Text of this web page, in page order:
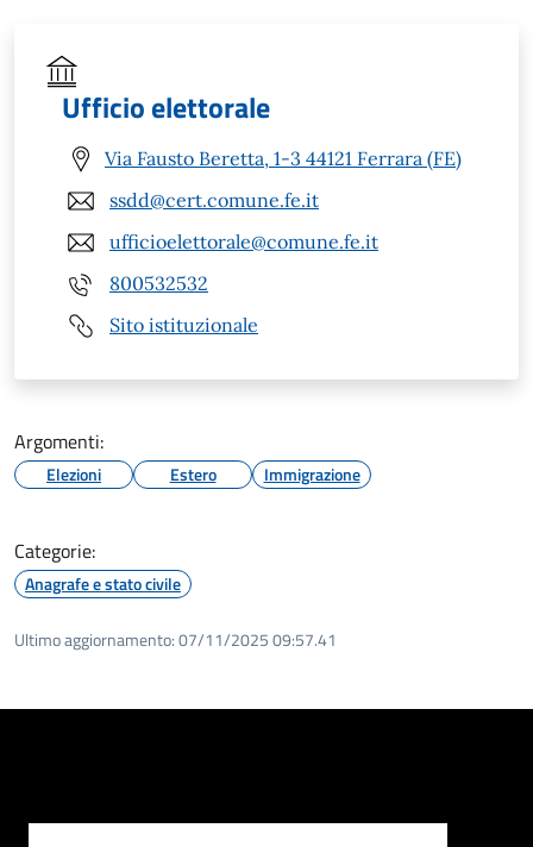
Ufficio elettorale
Via Fausto Beretta, 1-3 44121 Ferrara (FE)
ssdd@cert.comune.fe.it
ufficioelettorale@comune.fe.it
800532532
Sito istituzionale
Argomenti:
Elezioni Estero Immigrazione
Categorie:
Anagrafe e stato civile
Ultimo aggiornamento:07/11/2025 09:57.41